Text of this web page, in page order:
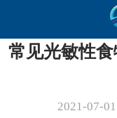
常见光敏性
2021-07-